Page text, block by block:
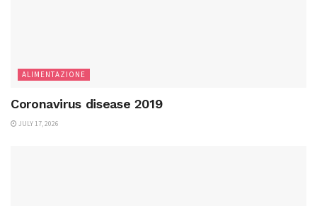
ALIMENTAZIONE
Coronavirus disease 2019
JULY 17, 2026